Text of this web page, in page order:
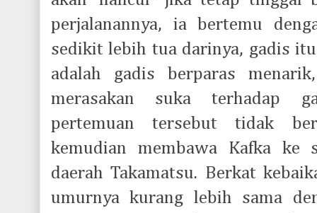
perjalanannya, ia bertemu
sedikit lebih tua darinya, gadis itu
adalah gadis berparas
merasakan suka terhadap
pertemuan tersebut tidak
kemudian membawa Kafka ke
daerah Takamatsu. Berkat
umurnya kurang lebih sama